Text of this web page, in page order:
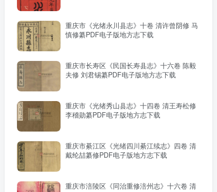
重庆市《光绪永川县志》十卷 清许曾阴修 马
慎修纂PDF电子版地方志下载
重庆市长寿区《民国长寿县志》十六卷 陈毅
夫修 刘君锡纂PDF电子版地方志下载
重庆市《光绪秀山县志》十四卷 清王寿松修
李稽勋纂PDF电子版地方志下载
重庆市綦江区《光绪四川綦江续志》四卷 清
戴纶喆纂修PDF电子版地方志下载
重庆市涪陵区《同治重修涪州志》十六卷 清